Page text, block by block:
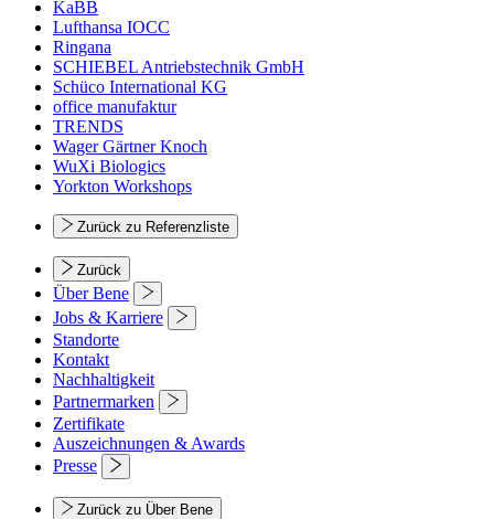
KaBB
Lufthansa IOCC
Ringana
SCHIEBEL Antriebstechnik GmbH
Schüco International KG
office manufaktur
TRENDS
Wager Gärtner Knoch
WuXi Biologics
Yorkton Workshops
Zurück zu Referenzliste
Zurück
Über Bene
Jobs & Karriere
Standorte
Kontakt
Nachhaltigkeit
Partnermarken
Zertifikate
Auszeichnungen & Awards
Presse
Zurück zu Über Bene